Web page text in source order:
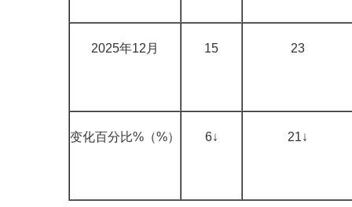
2025年12月 15 23
变化百分比%（%） 6↓ 21↓